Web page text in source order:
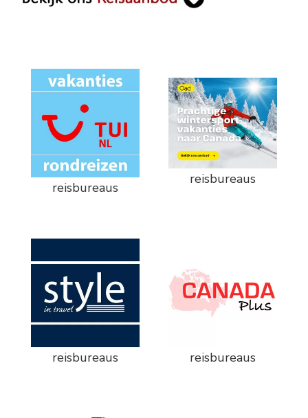
reisbureaus
reisbureaus
reisbureaus reisbureaus